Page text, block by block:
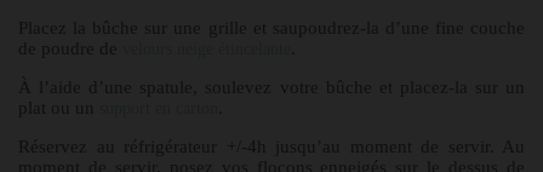
Placez la bûche sur une grille et saupoudrez-la d’une fine couche
de poudre de
À l’aide d’une spatule, soulevez votre bûche et placez-la sur un
plat ou un
Réservez au réfrigérateur +/-4h jusqu’au moment de servir. Au
moment de servir, posez vos flocons enneigés sur le dessus de